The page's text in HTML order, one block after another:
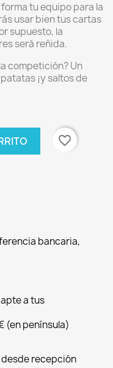
tu equipo para la
usar bien tus cartas
supuesto, la
será reñida.
competición? Un
¡y saltos de
favorite_border
bancaria,
a tus
(en península)
desde recepción